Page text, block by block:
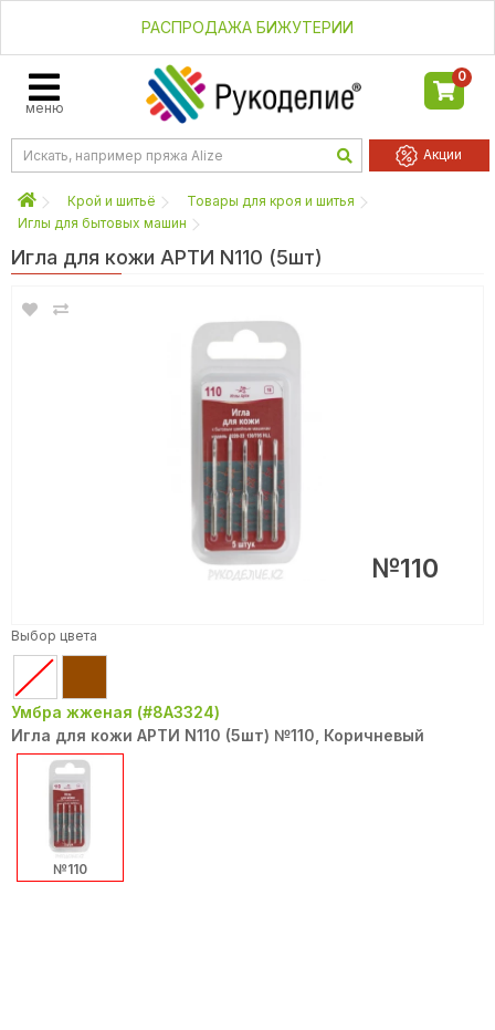
РАСПРОДАЖА БИЖУТЕРИИ
меню
0
Акции
Крой и шитьё
Товары для кроя и шитья
Иглы для бытовых машин
Игла для кожи АРТИ N110 (5шт)
№110
Выбор цвета
Умбра жженая (#8A3324)
Игла для кожи АРТИ N110 (5шт) №110, Коричневый
№110